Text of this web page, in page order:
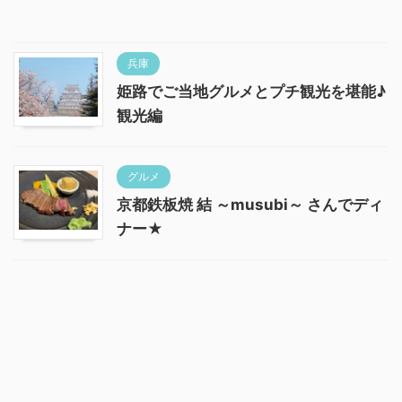
兵庫
姫路でご当地グルメとプチ観光を堪能♪
観光編
グルメ
京都鉄板焼 結 ～musubi～ さんでディ
ナー★